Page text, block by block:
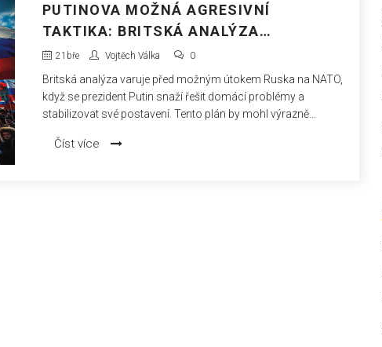
PUTINOVA MOŽNÁ AGRESIVNÍ
TAKTIKA: BRITSKÁ ANALÝZA
NAZNAČUJE ÚTOK NA NATO
21 bře Vojtěch Válka 0
Britská analýza varuje před možným útokem Ruska na NATO,
když se prezident Putin snaží řešit domácí problémy a
stabilizovat své postavení. Tento plán by mohl výrazně
Číst více